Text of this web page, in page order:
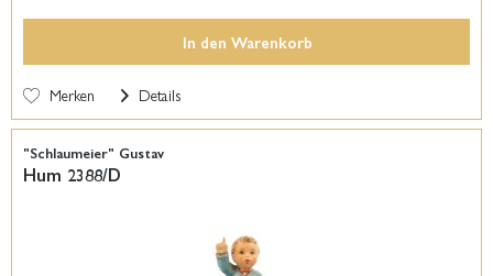
In den Warenkorb
Merken Details
"Schlaumeier" Gustav
Hum 2388/D